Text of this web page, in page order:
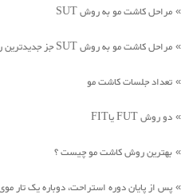
» مراحل کاشت مو به روش SUT
» مراحل کاشت مو به روش SUT جز جدیدترین روش کاشت است
» تعداد جلسات کاشت مو
» دو روش FUT یاFIT
» بهترین روش کاشت مو چیست ؟
» پس از پایان دوره استراحت، دوباره یک تار